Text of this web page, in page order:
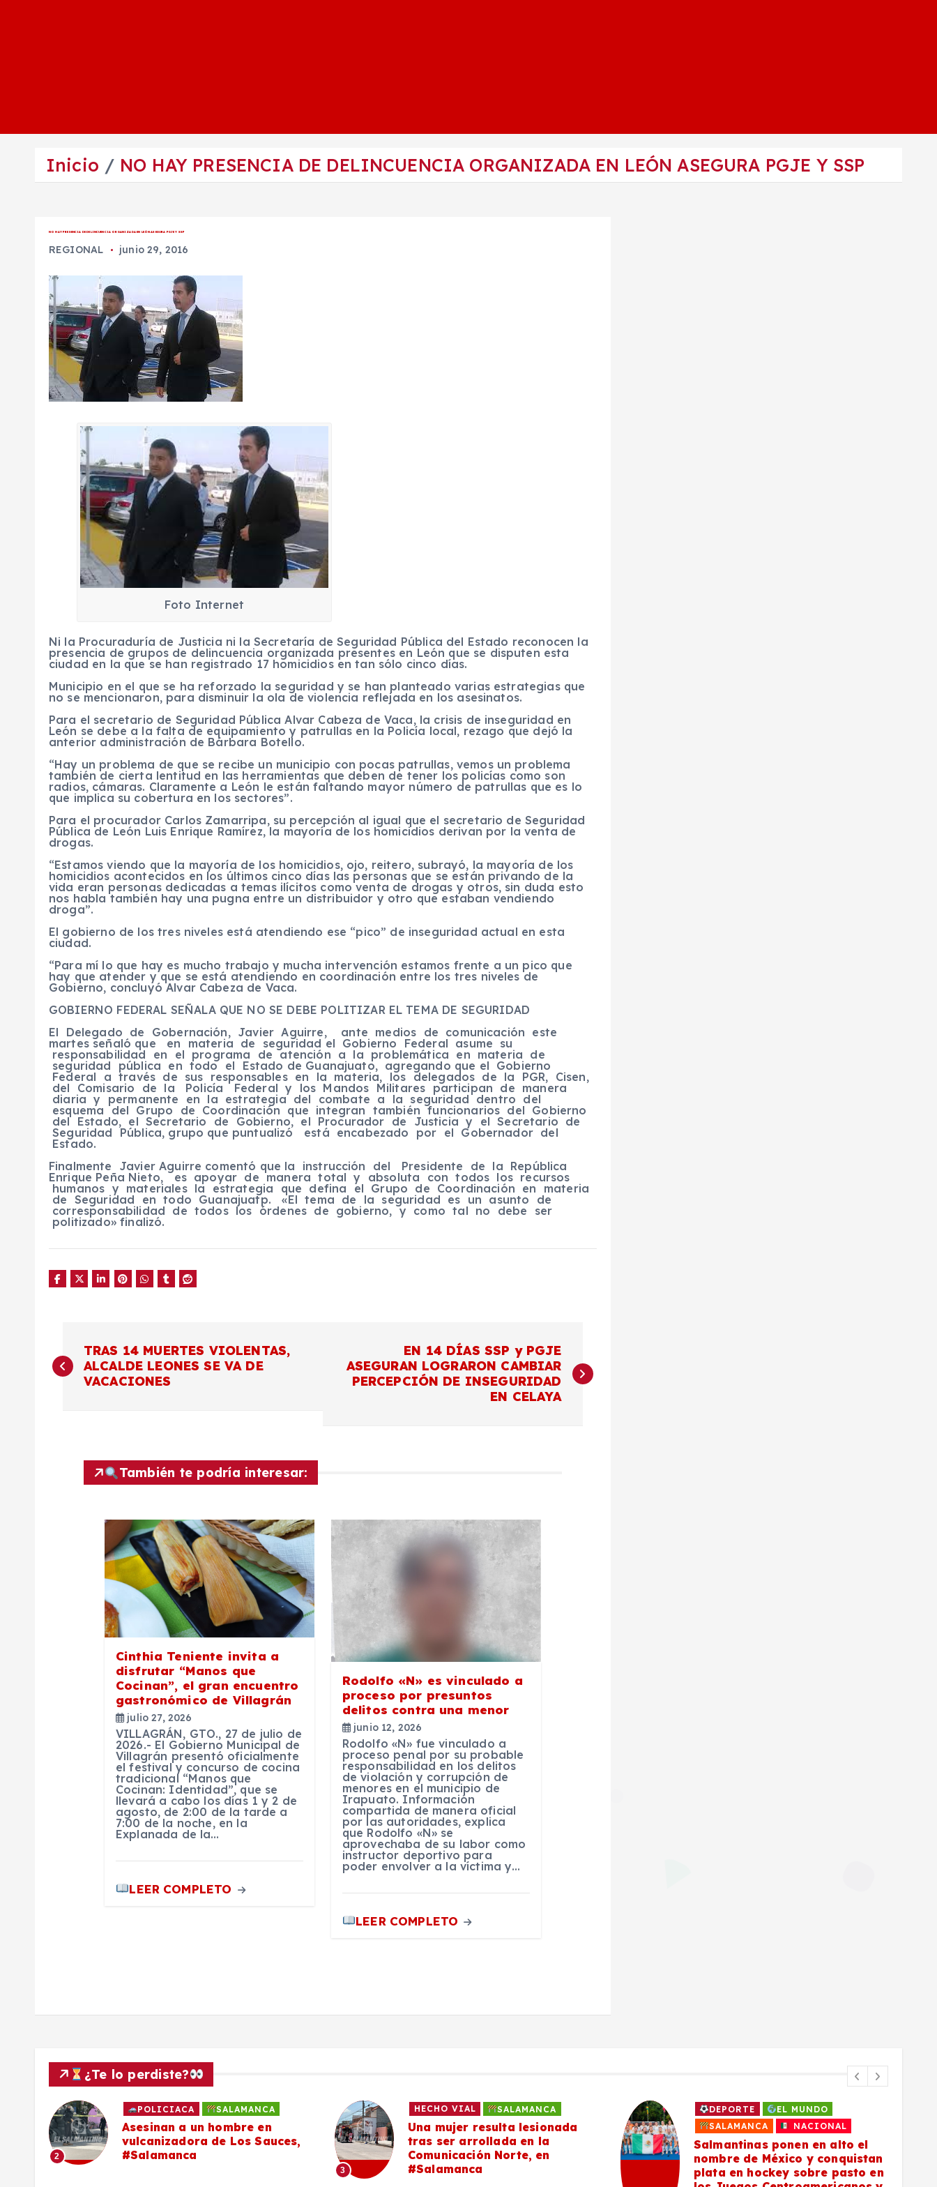
Inicio NO HAY PRESENCIA DE DELINCUENCIA ORGANIZADA EN LEÓN ASEGURA PGJE Y SSP
NO HAY PRESENCIA DE DELINCUENCIA ORGANIZADA EN LEÓN ASEGURA PGJE Y SSP
REGIONAL junio 29, 2016
Foto Internet
Ni la Procuraduría de Justicia ni la Secretaría de Seguridad Pública del Estado reconocen la
presencia de grupos de delincuencia organizada presentes en León que se disputen esta
ciudad en la que se han registrado 17 homicidios en tan sólo cinco días.
Municipio en el que se ha reforzado la seguridad y se han planteado varias estrategias que
no se mencionaron, para disminuir la ola de violencia reflejada en los asesinatos.
Para el secretario de Seguridad Pública Alvar Cabeza de Vaca, la crisis de inseguridad en
León se debe a la falta de equipamiento y patrullas en la Policía local, rezago que dejó la
anterior administración de Bárbara Botello.
“Hay un problema de que se recibe un municipio con pocas patrullas, vemos un problema
también de cierta lentitud en las herramientas que deben de tener los policías como son
radios, cámaras. Claramente a León le están faltando mayor número de patrullas que es lo
que implica su cobertura en los sectores”.
Para el procurador Carlos Zamarripa, su percepción al igual que el secretario de Seguridad
Pública de León Luis Enrique Ramírez, la mayoría de los homicidios derivan por la venta de
drogas.
“Estamos viendo que la mayoría de los homicidios, ojo, reitero, subrayó, la mayoría de los
homicidios acontecidos en los últimos cinco días las personas que se están privando de la
vida eran personas dedicadas a temas ilícitos como venta de drogas y otros, sin duda esto
nos habla también hay una pugna entre un distribuidor y otro que estaban vendiendo
droga”.
El gobierno de los tres niveles está atendiendo ese “pico” de inseguridad actual en esta
ciudad.
“Para mí lo que hay es mucho trabajo y mucha intervención estamos frente a un pico que
hay que atender y que se está atendiendo en coordinación entre los tres niveles de
Gobierno, concluyó Alvar Cabeza de Vaca.
GOBIERNO FEDERAL SEÑALA QUE NO SE DEBE POLITIZAR EL TEMA DE SEGURIDAD
El Delegado de Gobernación, Javier Aguirre, ante medios de comunicación este
martes señaló que en materia de seguridad el Gobierno Federal asume su
responsabilidad en el programa de atención a la problemática en materia de
seguridad pública en todo el Estado de Guanajuato, agregando que el Gobierno
Federal a través de sus responsables en la materia, los delegados de la PGR, Cisen,
del Comisario de la Policía Federal y los Mandos Militares participan de manera
diaria y permanente en la estrategia del combate a la seguridad dentro del
esquema del Grupo de Coordinación que integran también funcionarios del Gobierno
del Estado, el Secretario de Gobierno, el Procurador de Justicia y el Secretario de
Seguridad Pública, grupo que puntualizó está encabezado por el Gobernador del
Estado.
Finalmente Javier Aguirre comentó que la instrucción del Presidente de la República
Enrique Peña Nieto, es apoyar de manera total y absoluta con todos los recursos
humanos y materiales la estrategia que defina el Grupo de Coordinación en materia
de Seguridad en todo Guanajuatp. «El tema de la seguridad es un asunto de
corresponsabilidad de todos los órdenes de gobierno, y como tal no debe ser
politizado» finalizó.
a
d
s
TRAS 14 MUERTES VIOLENTAS,
ALCALDE LEONES SE VA DE
VACACIONES
EN 14 DÍAS SSP y PGJE
ASEGURAN LOGRARON CAMBIAR
PERCEPCIÓN DE INSEGURIDAD
EN CELAYA
También te podría interesar:
Cinthia Teniente invita a
disfrutar “Manos que
Cocinan”, el gran encuentro
gastronómico de Villagrán
julio 27, 2026
VILLAGRÁN, GTO., 27 de julio de
2026.- El Gobierno Municipal de
Villagrán presentó oficialmente
el festival y concurso de cocina
tradicional “Manos que
Cocinan: Identidad”, que se
llevará a cabo los días 1 y 2 de
agosto, de 2:00 de la tarde a
7:00 de la noche, en la
Explanada de la…
LEER COMPLETO
Rodolfo «N» es vinculado a
proceso por presuntos
delitos contra una menor
junio 12, 2026
Rodolfo «N» fue vinculado a
proceso penal por su probable
responsabilidad en los delitos
de violación y corrupción de
menores en el municipio de
Irapuato. Información
compartida de manera oficial
por las autoridades, explica
que Rodolfo «N» se
aprovechaba de su labor como
instructor deportivo para
poder envolver a la víctima y…
LEER COMPLETO
¿Te lo perdiste?
2
POLICIACA SALAMANCA
Asesinan a un hombre en
vulcanizadora de Los Sauces,
#Salamanca
3
HECHO VIAL SALAMANCA
Una mujer resulta lesionada
tras ser arrollada en la
Comunicación Norte, en
#Salamanca
DEPORTE
EL MUNDO
SALAMANCA
NACIONAL
Salmantinas ponen en alto el
nombre de México y conquistan
plata en hockey sobre pasto en